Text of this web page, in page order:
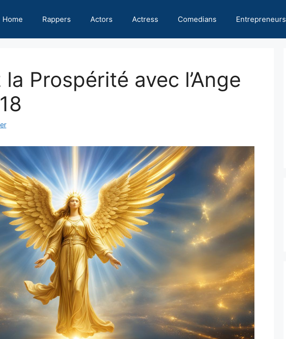
Home Rappers Actors Actress Comedians Entrepreneurs
Prospérité avec l’Ange